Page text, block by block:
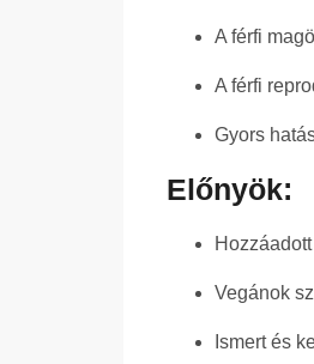
A férfi
A férfi
Gyors
Előnyök:
Vegánok
Ismert és